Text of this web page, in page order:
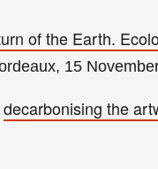
of the Earth.
15
decarbonising the